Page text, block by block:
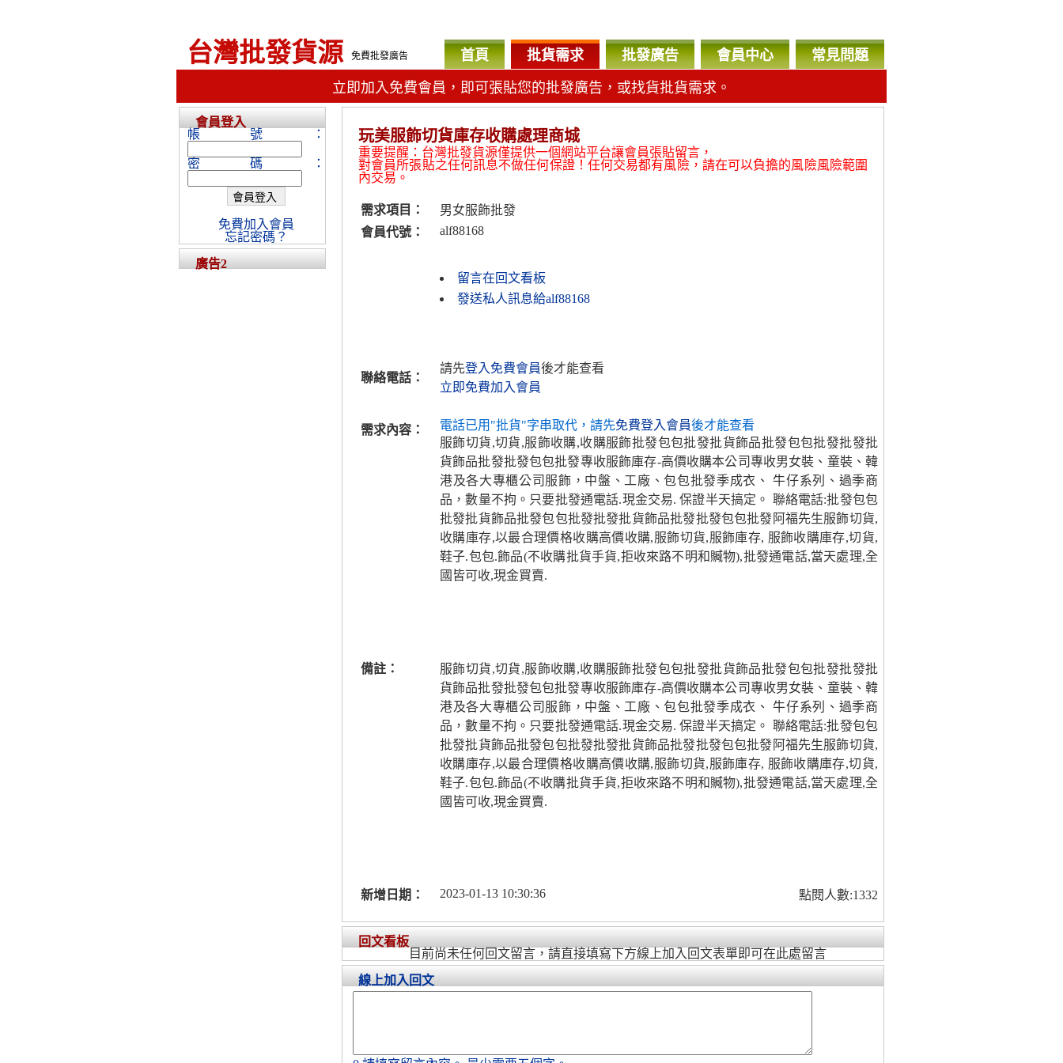
台灣批發貨源 免費批發廣告 首頁 批貨需求 批發廣告 會員中心 常見問題
立即加入免費會員，即可張貼您的批發廣告，或找貨批貨需求。
玩美服飾切貨庫存收購處理商城
重要提醒：台灣批發貨源僅提供一個網站平台讓會員張貼留言，
對會員所張貼之任何訊息不做任何保證！任何交易都有風險，請在可以負擔的風險風險範圍
內交易。
需求項目：
男女服飾批發
會員代號：
alf88168
留言在回文看板
發送私人訊息給alf88168
聯絡電話：
請先登入免費會員後才能查看
立即免費加入會員
需求內容： 電話已用"批貨"字串取代，請先免費登入會員後才能查看
服飾切貨,切貨,服飾收購,收購服飾批發包包批發批貨飾品批發包包批發批發批
貨飾品批發批發包包批發專收服飾庫存-高價收購本公司專收男女裝、童裝、韓
港及各大專櫃公司服飾，中盤、工廠、包包批發季成衣、 牛仔系列、過季商
品，數量不拘。只要批發通電話.現金交易. 保證半天搞定。 聯絡電話:批發包包
批發批貨飾品批發包包批發批發批貨飾品批發批發包包批發阿福先生服飾切貨,
收購庫存,以最合理價格收購高價收購,服飾切貨,服飾庫存, 服飾收購庫存,切貨,
鞋子.包包.飾品(不收購批貨手貨,拒收來路不明和贓物),批發通電話,當天處理,全
國皆可收,現金買賣.
備註：
服飾切貨,切貨,服飾收購,收購服飾批發包包批發批貨飾品批發包包批發批發批
貨飾品批發批發包包批發專收服飾庫存-高價收購本公司專收男女裝、童裝、韓
港及各大專櫃公司服飾，中盤、工廠、包包批發季成衣、 牛仔系列、過季商
品，數量不拘。只要批發通電話.現金交易. 保證半天搞定。 聯絡電話:批發包包
批發批貨飾品批發包包批發批發批貨飾品批發批發包包批發阿福先生服飾切貨,
收購庫存,以最合理價格收購高價收購,服飾切貨,服飾庫存, 服飾收購庫存,切貨,
鞋子.包包.飾品(不收購批貨手貨,拒收來路不明和贓物),批發通電話,當天處理,全
國皆可收,現金買賣.
新增日期： 2023-01-13 10:30:36 點閱人數:1332
回文看板
目前尚未任何回文留言，請直接填寫下方線上加入回文表單即可在此處留言
線上加入回文
會員登入
帳號：
密碼：
免費加入會員
忘記密碼？
廣告2